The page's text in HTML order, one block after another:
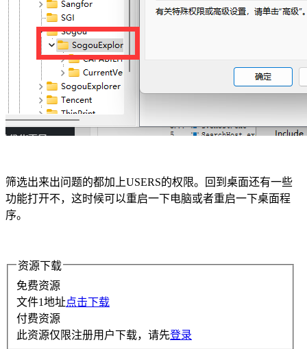
筛选出来出问题的都加上USERS的权限。回到桌面还有一些
功能打开不，这时候可以重启一下电脑或者重启一下桌面程
序。
资源下载
免费资源
文件1地址点击下载
付费资源
此资源仅限注册用户下载，请先登录